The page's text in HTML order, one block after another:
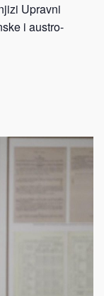
Upravni
i austro-